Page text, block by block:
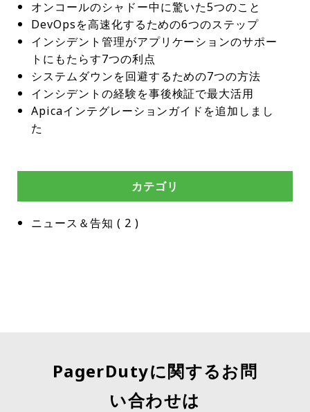
オンコールのシャドー中に驚いた5つのこと
DevOpsを高速化するための6つのステップ
インシデント管理がアプリケーションのサポー
トにもたらす7つの利点
システムダウンを回避するための7つの方法
インシデントの経験を事後検証で最大活用
Apicaインテグレーションガイドを追加しまし
た
カテゴリ
ニュース＆告知 ( 2 )
PagerDutyに関するお問
い合わせは